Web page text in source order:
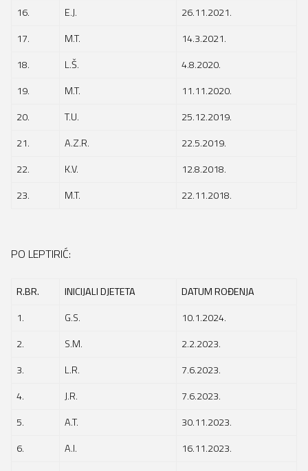
16.
E.J.
26.11.2021.
17.
M.T.
14.3.2021.
18.
L.Š.
4.8.2020.
19.
M.T.
11.11.2020.
20.
T.U.
25.12.2019.
21.
A.Z.R.
22.5.2019.
22.
K.V.
12.8.2018.
23.
M.T. 22.11.2018.
PO LEPTIRIĆ:
R.BR. INICIJALI DJETETA
DATUM ROĐENJA
1.
G.S.
10.1.2024.
2.
S.M.
2.2.2023.
3.
L.R.
7.6.2023.
4.
J.R.
7.6.2023.
5.
A.T.
30.11.2023.
6.
A.I.
16.11.2023.